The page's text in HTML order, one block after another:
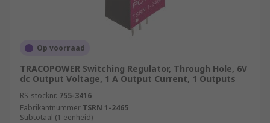
Op voorraad
TRACOPOWER Switching Regulator, Through Hole, 6V
dc Output Voltage, 1 A Output Current, 1 Outputs
RS-stocknr. 755-3416
Fabrikantnummer TSRN 1-2465
Subtotaal (1 eenheid)